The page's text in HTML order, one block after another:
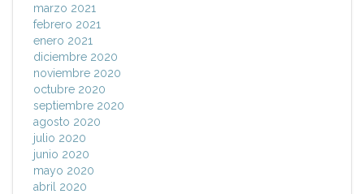
marzo 2021
febrero 2021
enero 2021
diciembre 2020
noviembre 2020
octubre 2020
septiembre 2020
agosto 2020
julio 2020
junio 2020
mayo 2020
abril 2020